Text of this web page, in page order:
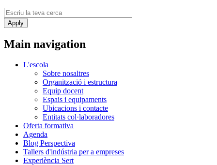
Main navigation
L'escola
Sobre nosaltres
Organització i estructura
Equip docent
Espais i equipaments
Ubicacions i contacte
Entitats col·laboradores
Oferta formativa
Agenda
Blog Perspectiva
Tallers d'indústria per a empreses
Experiència Sert